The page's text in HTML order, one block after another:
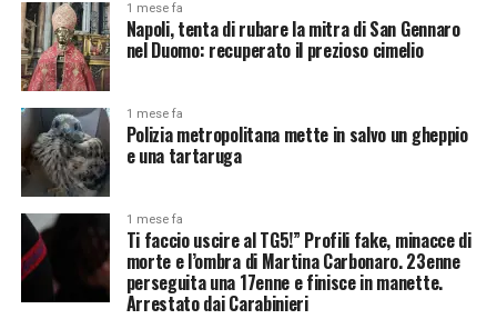
1 mese fa
Napoli, tenta di rubare la mitra di San Gennaro
nel Duomo: recuperato il prezioso cimelio
1 mese fa
Polizia metropolitana mette in salvo un gheppio
e una tartaruga
1 mese fa
Ti faccio uscire al TG5!” Profili fake, minacce di
morte e l’ombra di Martina Carbonaro. 23enne
perseguita una 17enne e finisce in manette.
Arrestato dai Carabinieri